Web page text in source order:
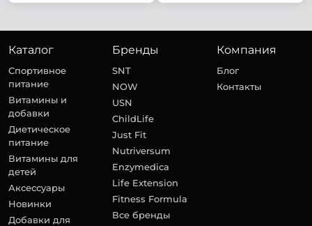
Каталог
Спортивное
питание
Витамины и
добавки
Диетическое
питание
Витамины для
детей
Аксессуары
Новинки
Добавки для
Бренды
SNT
NOW
USN
ChildLife
Just Fit
Nutriversum
Enzymedica
Life Extension
Fitness Formula
Все бренды
Компания
Блог
Контакты